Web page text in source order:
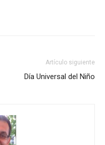
Artículo siguiente
Día Universal del Niño